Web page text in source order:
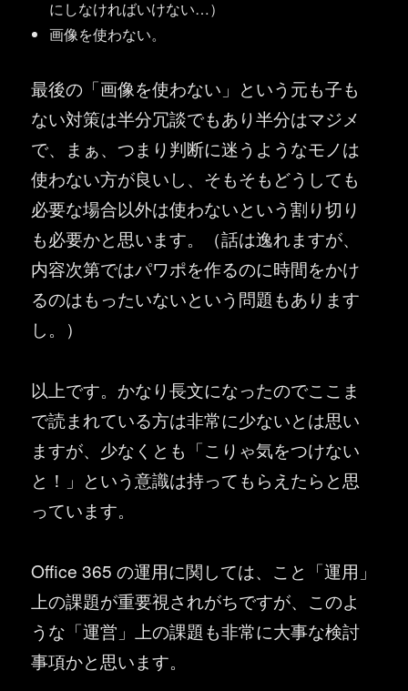
にしなければいけない…）
画像を使わない。
最後の「画像を使わない」という元も子も
ない対策は半分冗談でもあり半分はマジメ
で、まぁ、つまり判断に迷うようなモノは
使わない方が良いし、そもそもどうしても
必要な場合以外は使わないという割り切り
も必要かと思います。（話は逸れますが、
内容次第ではパワポを作るのに時間をかけ
るのはもったいないという問題もあります
し。）
以上です。かなり長文になったのでここま
で読まれている方は非常に少ないとは思い
ますが、少なくとも「こりゃ気をつけない
と！」という意識は持ってもらえたらと思
っています。
Office 365 の運用に関しては、こと「運用」
上の課題が重要視されがちですが、このよ
うな「運営」上の課題も非常に大事な検討
事項かと思います。